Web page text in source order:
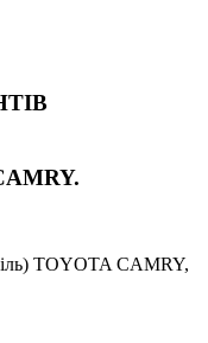
TOYOTA CAMRY,